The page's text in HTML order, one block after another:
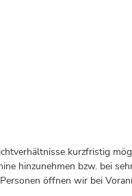
kurzfristig
hinzunehmen bzw. bei
öffnen wir bei